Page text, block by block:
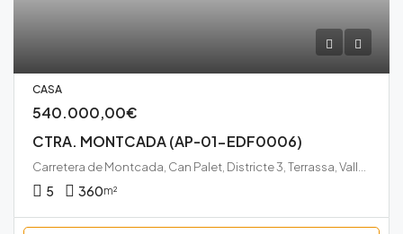
CASA
540.000,00€
CTRA. MONTCADA (AP-01-EDF0006)
5 360m²